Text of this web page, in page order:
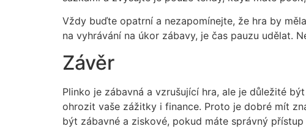
Vždy buďte opatrní a nezapomínejte, že hra by
na vyhrávání na úkor zábavy, je čas pauzu udělat.
Závěr
Plinko je zábavná a vzrušující hra, ale je důležité
ohrozit vaše zážitky i finance. Proto je dobré mít
být zábavné a ziskové, pokud máte správný